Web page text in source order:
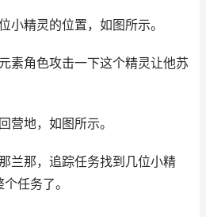
小精灵的位置，如图所示。
素角色攻击一下这个精灵让他苏
营地，如图所示。
兰那，追踪任务找到几位小精
任务了。